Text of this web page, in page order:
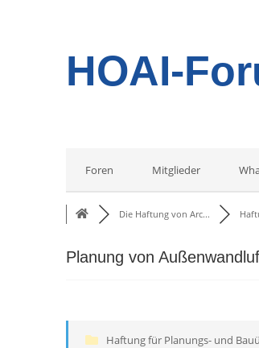
HOAI-
Foren Mitglieder
Die Haftung von Arc...
Planung von
Haftung für Planungs- und